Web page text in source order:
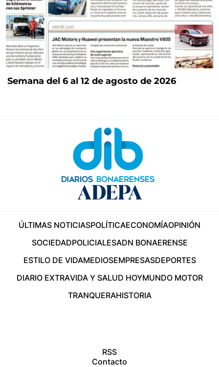
Semana del 6 al 12 de agosto de 2026
ÚLTIMAS NOTICIASPOLÍTICAECONOMÍAOPINIÓN
SOCIEDADPOLICIALESADN BONAERENSE
ESTILO DE VIDAMEDIOSEMPRESASDEPORTES
DIARIO EXTRAVIDA Y SALUD HOYMUNDO MOTOR
TRANQUERAHISTORIA
RSS
Contacto